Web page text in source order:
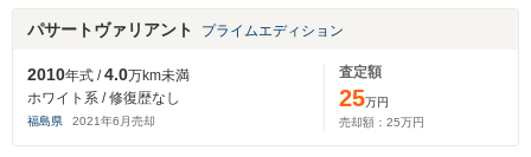
パサートヴァリアント プライムエディション
2010年式 /4.0万km未満
ホワイト系 / 修復歴なし
福島県 2021年6 月売却
査定額
25万円
売却額： 25万円